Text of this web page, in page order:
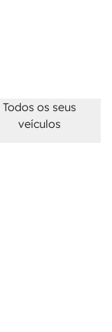
Todos os seus
veículos